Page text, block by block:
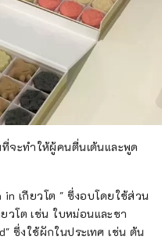
จะทำให้ผู้คนตื่นเต้นและพูด
เกียวโต " ซึ่งอบโดยใช้ส่วน
โต เช่น ใบหม่อนและชา
ซึ่งใช้ผักในประเทศ เช่น ต้น